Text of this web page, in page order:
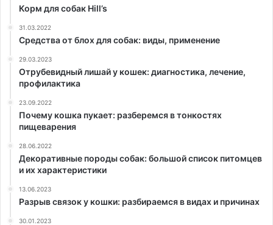
Корм для собак Hill’s
31.03.2022
Средства от блох для собак: виды, применение
29.03.2023
Отрубевидный лишай у кошек: диагностика, лечение,
профилактика
23.09.2022
Почему кошка пукает: разберемся в тонкостях
пищеварения
28.06.2022
Декоративные породы собак: большой список питомцев
и их характеристики
13.06.2023
Разрыв связок у кошки: разбираемся в видах и причинах
30.01.2023